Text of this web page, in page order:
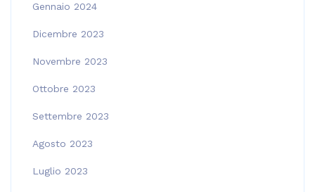
Gennaio 2024
Dicembre 2023
Novembre 2023
Ottobre 2023
Settembre 2023
Agosto 2023
Luglio 2023